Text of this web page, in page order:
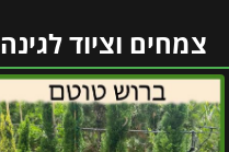
צמחים וציוד לגינה